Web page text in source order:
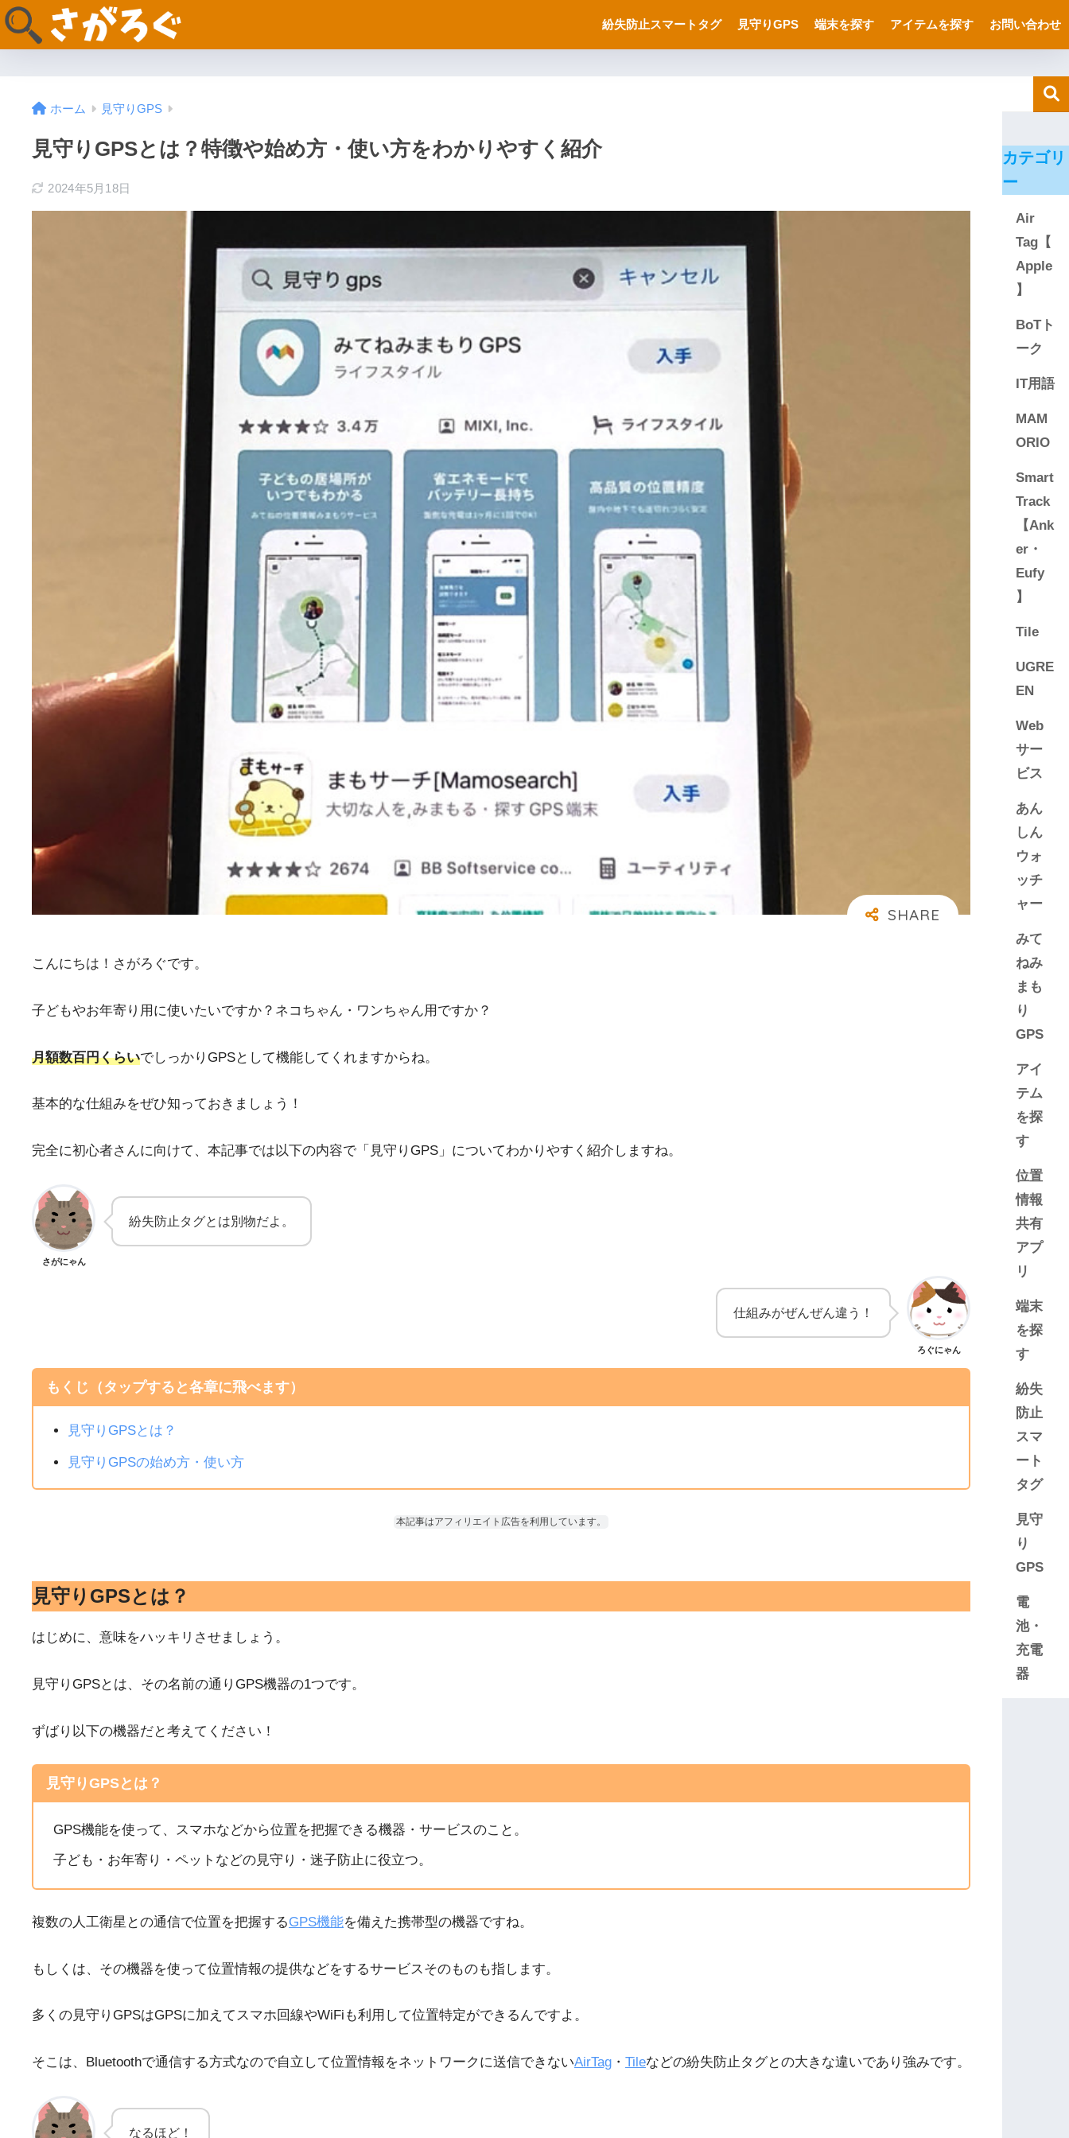
紛失防止スマートタグ 見守りGPS 端末を探す アイテムを探す お問い合わせ
ホーム 見守りGPS
見守りGPSとは？特徴や始め方・使い方をわかりやすく紹介
2024年5月18日
こんにちは！さがろぐです。
子どもやお年寄り用に使いたいですか？ネコちゃん・ワンちゃん用ですか？
月額数百円くらいでしっかりGPSとして機能してくれますからね。
基本的な仕組みをぜひ知っておきましょう！
完全に初心者さんに向けて、本記事では以下の内容で「見守りGPS」についてわかりやすく紹介しますね。
さがにゃん
紛失防止タグとは別物だよ。
ろぐにゃん
仕組みがぜんぜん違う！
もくじ（タップすると各章に飛べます）
見守りGPSとは？
見守りGPSの始め方・使い方
本記事はアフィリエイト広告を利用しています。
見守りGPSとは？
はじめに、意味をハッキリさせましょう。
見守りGPSとは、その名前の通りGPS機器の1つです。
ずばり以下の機器だと考えてください！
見守りGPSとは？
GPS機能を使って、スマホなどから位置を把握できる機器・サービスのこと。
子ども・お年寄り・ペットなどの見守り・迷子防止に役立つ。
複数の人工衛星との通信で位置を把握するGPS機能を備えた携帯型の機器ですね。
もしくは、その機器を使って位置情報の提供などをするサービスそのものも指します。
多くの見守りGPSはGPSに加えてスマホ回線やWiFiも利用して位置特定ができるんですよ。
そこは、Bluetoothで通信する方式なので自立して位置情報をネットワークに送信できないAirTag ・ Tileなどの紛失防止タグとの大きな違いであり強みです。
なるほど！
カテゴリ
ー
Air
Tag【
Apple
】
BoTト
ーク
IT用語
MAM
ORIO
Smart
Track
【Ank
er・
Eufy
】
Tile
UGRE
EN
Web
サー
ビス
あん
しん
ウォ
ッチ
ャー
みて
ねみ
まも
り
GPS
アイ
テム
を探
す
位置
情報
共有
アプ
リ
端末
を探
す
紛失
防止
スマ
ート
タグ
見守
り
GPS
電
池・
充電
器